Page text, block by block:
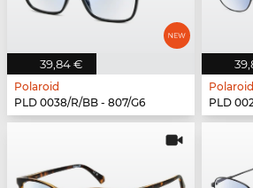
39,84 €
Polaroid
PLD 0038/R/BB - 807/G6
Polaroid
PLD